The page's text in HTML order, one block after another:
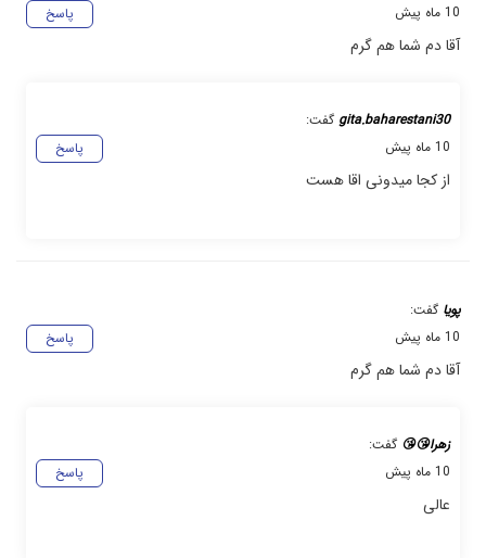
پاسخ
10 ماه پیش
آقا دم شما هم گرم
gita.baharestani30 گفت:
پاسخ
10 ماه پیش
از کجا میدونی اقا هست
پویا گفت:
پاسخ
10 ماه پیش
آقا دم شما هم گرم
زهرا😘😘 گفت:
پاسخ
10 ماه پیش
عالی